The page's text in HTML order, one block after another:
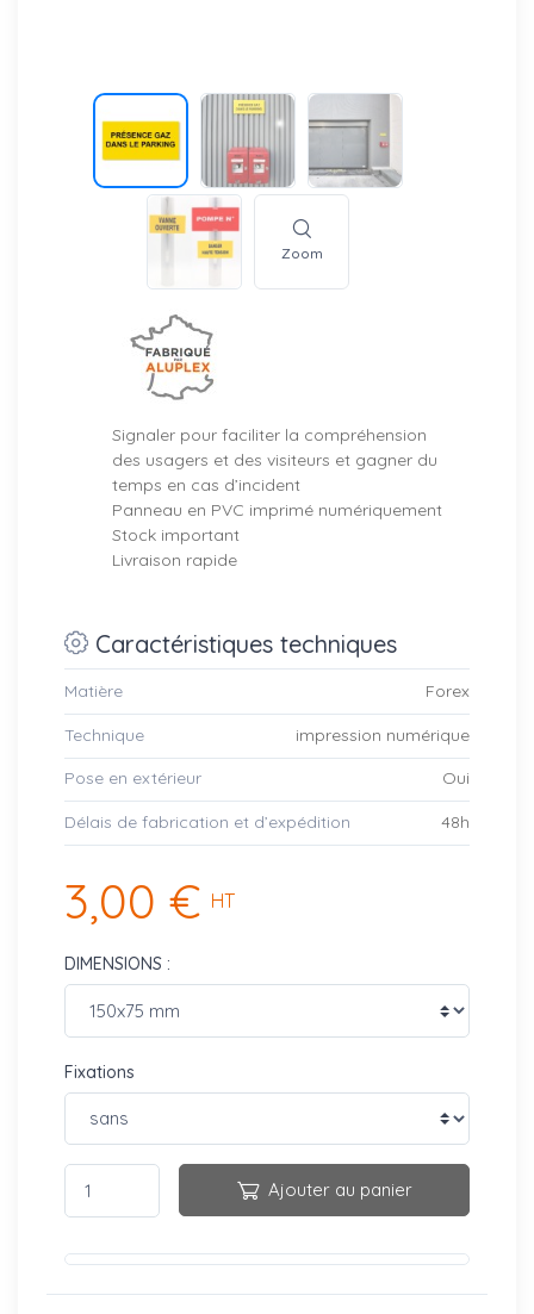
Zoom
Signaler pour faciliter la compréhension
des usagers et des visiteurs et gagner du
temps en cas d’incident
Panneau en PVC imprimé numériquement
Stock important
Livraison rapide
Caractéristiques techniques
Matière Forex
Technique impression numérique
Pose en extérieur Oui
Délais de fabrication et d’expédition 48h
3,00 € HT
DIMENSIONS :
Fixations
Ajouter au panier